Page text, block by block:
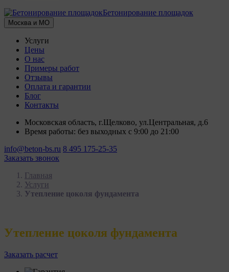
Бетонирование площадок
Москва и МО
Услуги
Цены
О нас
Примеры работ
Отзывы
Оплата и гарантии
Блог
Контакты
Московская область, г.Щелково, ул.Центральная, д.6
Время работы: без выходных с 9:00 до 21:00
info@beton-bs.ru 8 495 175-25-35
Заказать звонок
Главная
Услуги
Утепление цоколя фундамента
Утепление цоколя фундамента
Заказать расчет